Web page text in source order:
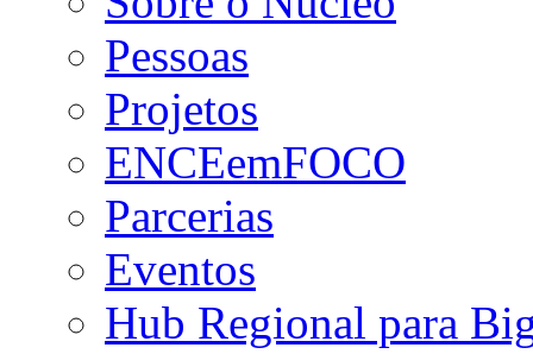
Pessoas
Projetos
ENCEemFOCO
Parcerias
Eventos
Hub Regional para